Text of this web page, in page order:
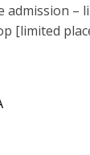
–
[limited